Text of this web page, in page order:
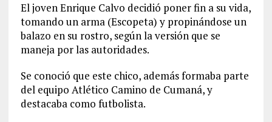
El joven Enrique Calvo decidió poner fin a su vida,
tomando un arma (Escopeta) y propinándose un
balazo en su rostro, según la versión que se
maneja por las autoridades.
Se conoció que este chico, además formaba parte
del equipo Atlético Camino de Cumaná, y
destacaba como futbolista.